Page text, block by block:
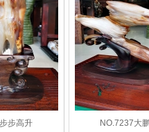
步高升 NO.7237大